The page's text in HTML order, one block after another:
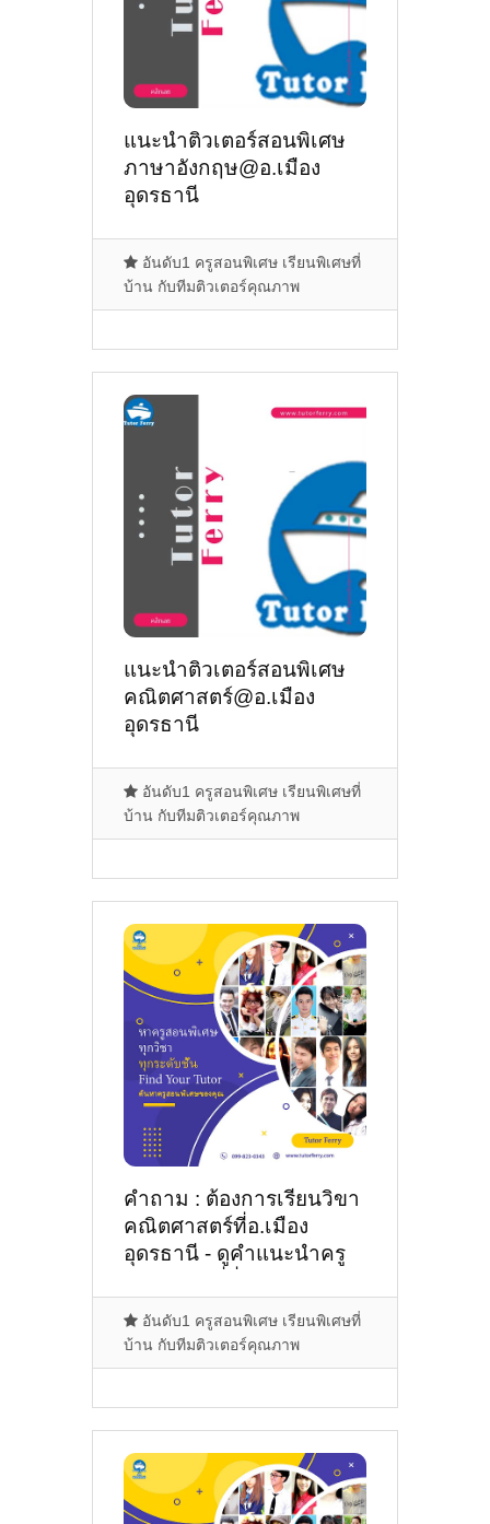
แนะนำติวเตอร์สอนพิเศษ
ภาษาอังกฤษ@อ.เมือง
อุดรธานี
อันดับ1 ครูสอนพิเศษ เรียนพิเศษที่
บ้าน กับทีมติวเตอร์คุณภาพ
แนะนำติวเตอร์สอนพิเศษ
คณิตศาสตร์@อ.เมือง
อุดรธานี
อันดับ1 ครูสอนพิเศษ เรียนพิเศษที่
บ้าน กับทีมติวเตอร์คุณภาพ
คำถาม : ต้องการเรียนวิขา
คณิตศาสตร์ที่อ.เมือง
อุดรธานี - ดูคำแนะนำครู
อันดับ1 ครูสอนพิเศษ เรียนพิเศษที่
บ้าน กับทีมติวเตอร์คุณภาพ